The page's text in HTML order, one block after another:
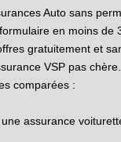
Auto sans
en moins de
gratuitement et
VSP pas chère.
comparées :
assurance